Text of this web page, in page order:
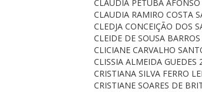
CLAUDIA PETUBA
CLAUDIA RAMIRO COSTA
CLEDJA CONCEIÇÃO DOS
CLEIDE DE SOUSA
CLICIANE CARVALHO
CLISSIA ALMEIDA GUEDES
CRISTIANA SILVA FERRO
CRISTIANE SOARES DE